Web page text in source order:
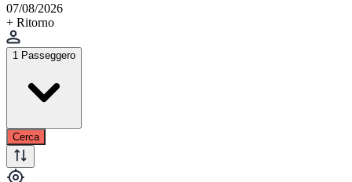
07/08/2026
+ Ritorno
1 Passeggero
Cerca